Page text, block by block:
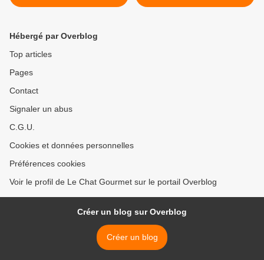
Hébergé par Overblog
Top articles
Pages
Contact
Signaler un abus
C.G.U.
Cookies et données personnelles
Préférences cookies
Voir le profil de Le Chat Gourmet sur le portail Overblog
Créer un blog sur Overblog
Créer un blog